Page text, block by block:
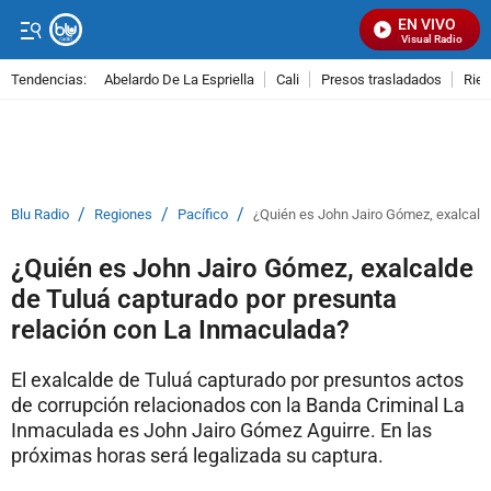
EN VIVO
Señal Visual Radio
Tendencias: Abelardo De La Espriella Cali Presos trasladados
Blu Radio / Regiones / Pacífico / ¿Quién es John Jairo Gómez,
¿Quién es John Jairo Gómez, exalcalde
de Tuluá capturado por presunta
relación con La Inmaculada?
El exalcalde de Tuluá capturado por presuntos actos
de corrupción relacionados con la Banda Criminal La
Inmaculada es John Jairo Gómez Aguirre. En las
próximas horas será legalizada su captura.